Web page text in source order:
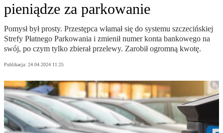
pieniądze za parkowanie
Pomysł był prosty. Przestępca włamał się do systemu szczecińskiej
Strefy Płatnego Parkowania i zmienił numer konta bankowego na
swój, po czym tylko zbierał przelewy. Zarobił ogromną kwotę.
Publikacja: 24.04.2024 11:25